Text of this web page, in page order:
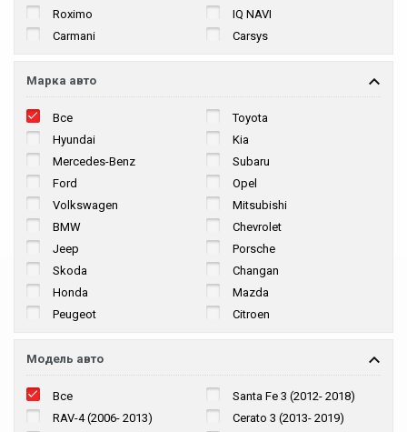
Roximo
IQ NAVI
Carmani
Carsys
Марка авто
Все
Toyota
Hyundai
Kia
Mercedes-Benz
Subaru
Ford
Opel
Volkswagen
Mitsubishi
BMW
Chevrolet
Jeep
Porsche
Skoda
Changan
Honda
Mazda
Peugeot
Citroen
Lada
Chery
Suzuki
Chrysler
Lifan
Модель авто
Все
Santa Fe 3 (2012- 2018)
RAV-4 (2006- 2013)
Cerato 3 (2013- 2019)